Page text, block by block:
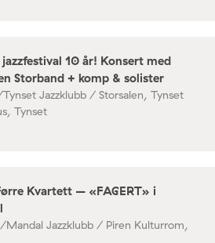
10 år! Konsert med
Storband + komp & solister
Tynset Jazzklubb / Storsalen, Tynset
Tynset
Kvartett – «FAGERT» i
/Mandal Jazzklubb / Piren Kulturrom,